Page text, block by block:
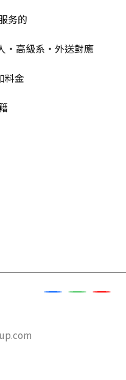
务的
・高級系・外送對應
料金